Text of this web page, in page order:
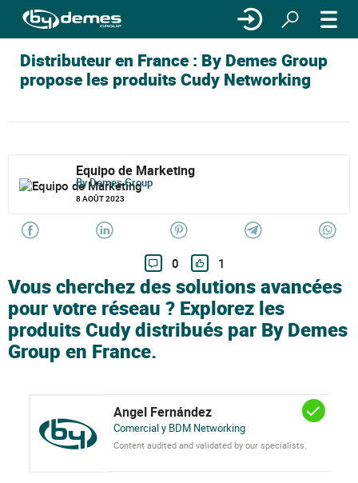
Distributeur en France : By Demes Group
propose les produits Cudy Networking
Equipo de Marketing
By Demes Group
8 AOÛT 2023
0 1
Vous cherchez des solutions avancées
pour votre réseau ? Explorez les
produits Cudy distribués par By Demes
Group en France.
Angel Fernández
Comercial y BDM Networking
Content audited and validated by our specialists.